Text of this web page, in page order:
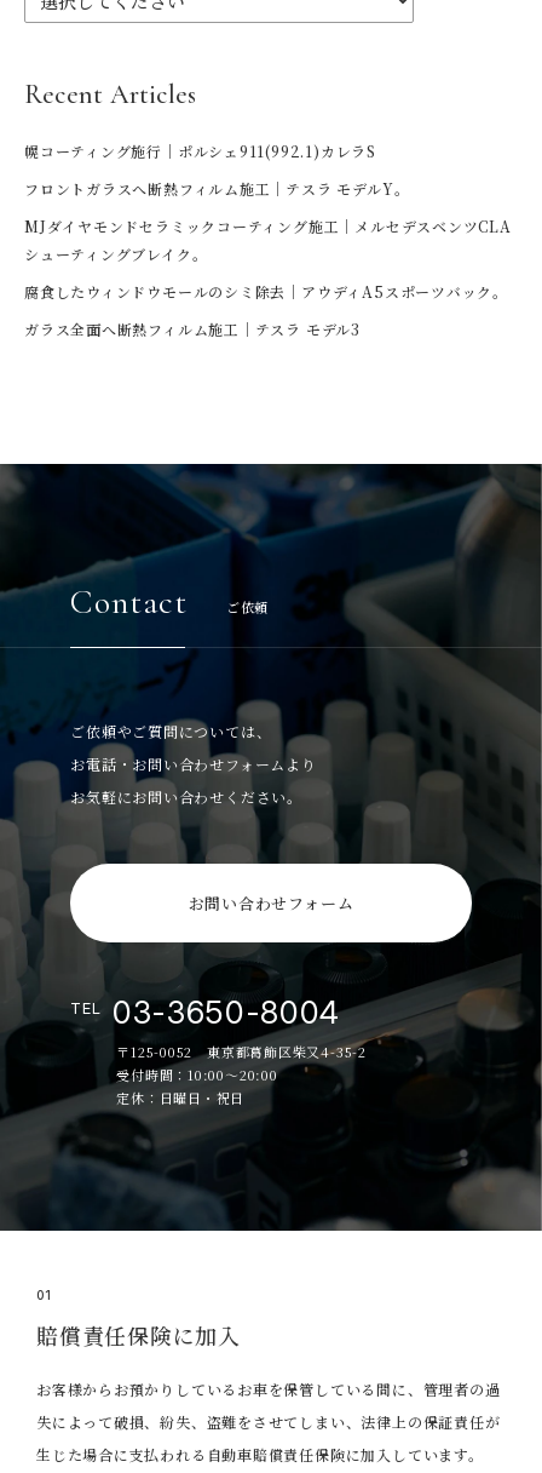
Recent Articles
幌コーティング施行｜ポルシェ911(992.1)カレラS
フロントガラスへ断熱フィルム施工｜テスラ モデルY。
MJダイヤモンドセラミックコーティング施工｜メルセデスベンツCLA
シューティングブレイク。
腐食したウィンドウモールのシミ除去｜アウディA5スポーツバック。
ガラス全面へ断熱フィルム施工｜テスラ モデル3
Contact ご依頼
ご依頼やご質問については、
お電話・お問い合わせフォームより
お気軽にお問い合わせください。
お問い合わせフォーム
TEL 03-3650-8004
〒125-0052 東京都葛飾区柴又4-35-2
受付時間：10:00～20:00
定休：日曜日・祝日
01
賠償責任保険に加入
お客様からお預かりしているお車を保管している間に、管理者の過
失によって破損、紛失、盗難をさせてしまい、法律上の保証責任が
生じた場合に支払われる自動車賠償責任保険に加入しています。